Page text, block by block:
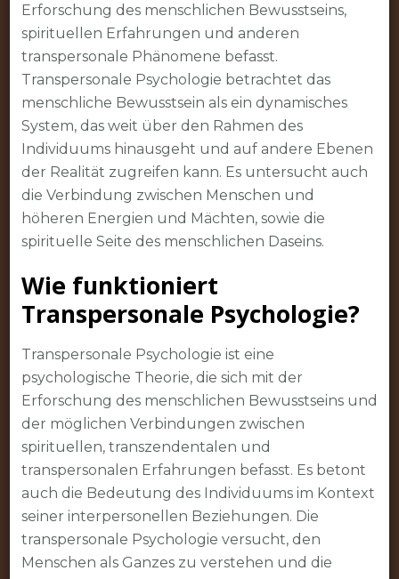
Erforschung des menschlichen Bewusstseins,
spirituellen Erfahrungen und anderen
transpersonale Phänomene befasst.
Transpersonale Psychologie betrachtet das
menschliche Bewusstsein als ein dynamisches
System, das weit über den Rahmen des
Individuums hinausgeht und auf andere Ebenen
der Realität zugreifen kann. Es untersucht auch
die Verbindung zwischen Menschen und
höheren Energien und Mächten, sowie die
spirituelle Seite des menschlichen Daseins.
Wie funktioniert
Transpersonale Psychologie?
Transpersonale Psychologie ist eine
psychologische Theorie, die sich mit der
Erforschung des menschlichen Bewusstseins und
der möglichen Verbindungen zwischen
spirituellen, transzendentalen und
transpersonalen Erfahrungen befasst. Es betont
auch die Bedeutung des Individuums im Kontext
seiner interpersonellen Beziehungen. Die
transpersonale Psychologie versucht, den
Menschen als Ganzes zu verstehen und die